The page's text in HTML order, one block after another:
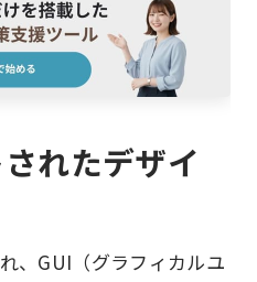
れたデザイ
、GUI（グラフィカルユ